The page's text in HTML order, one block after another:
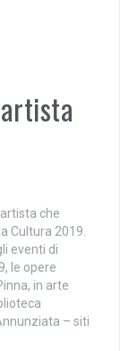
che
Cultura 2019.
eventi di
le opere
in arte
– siti